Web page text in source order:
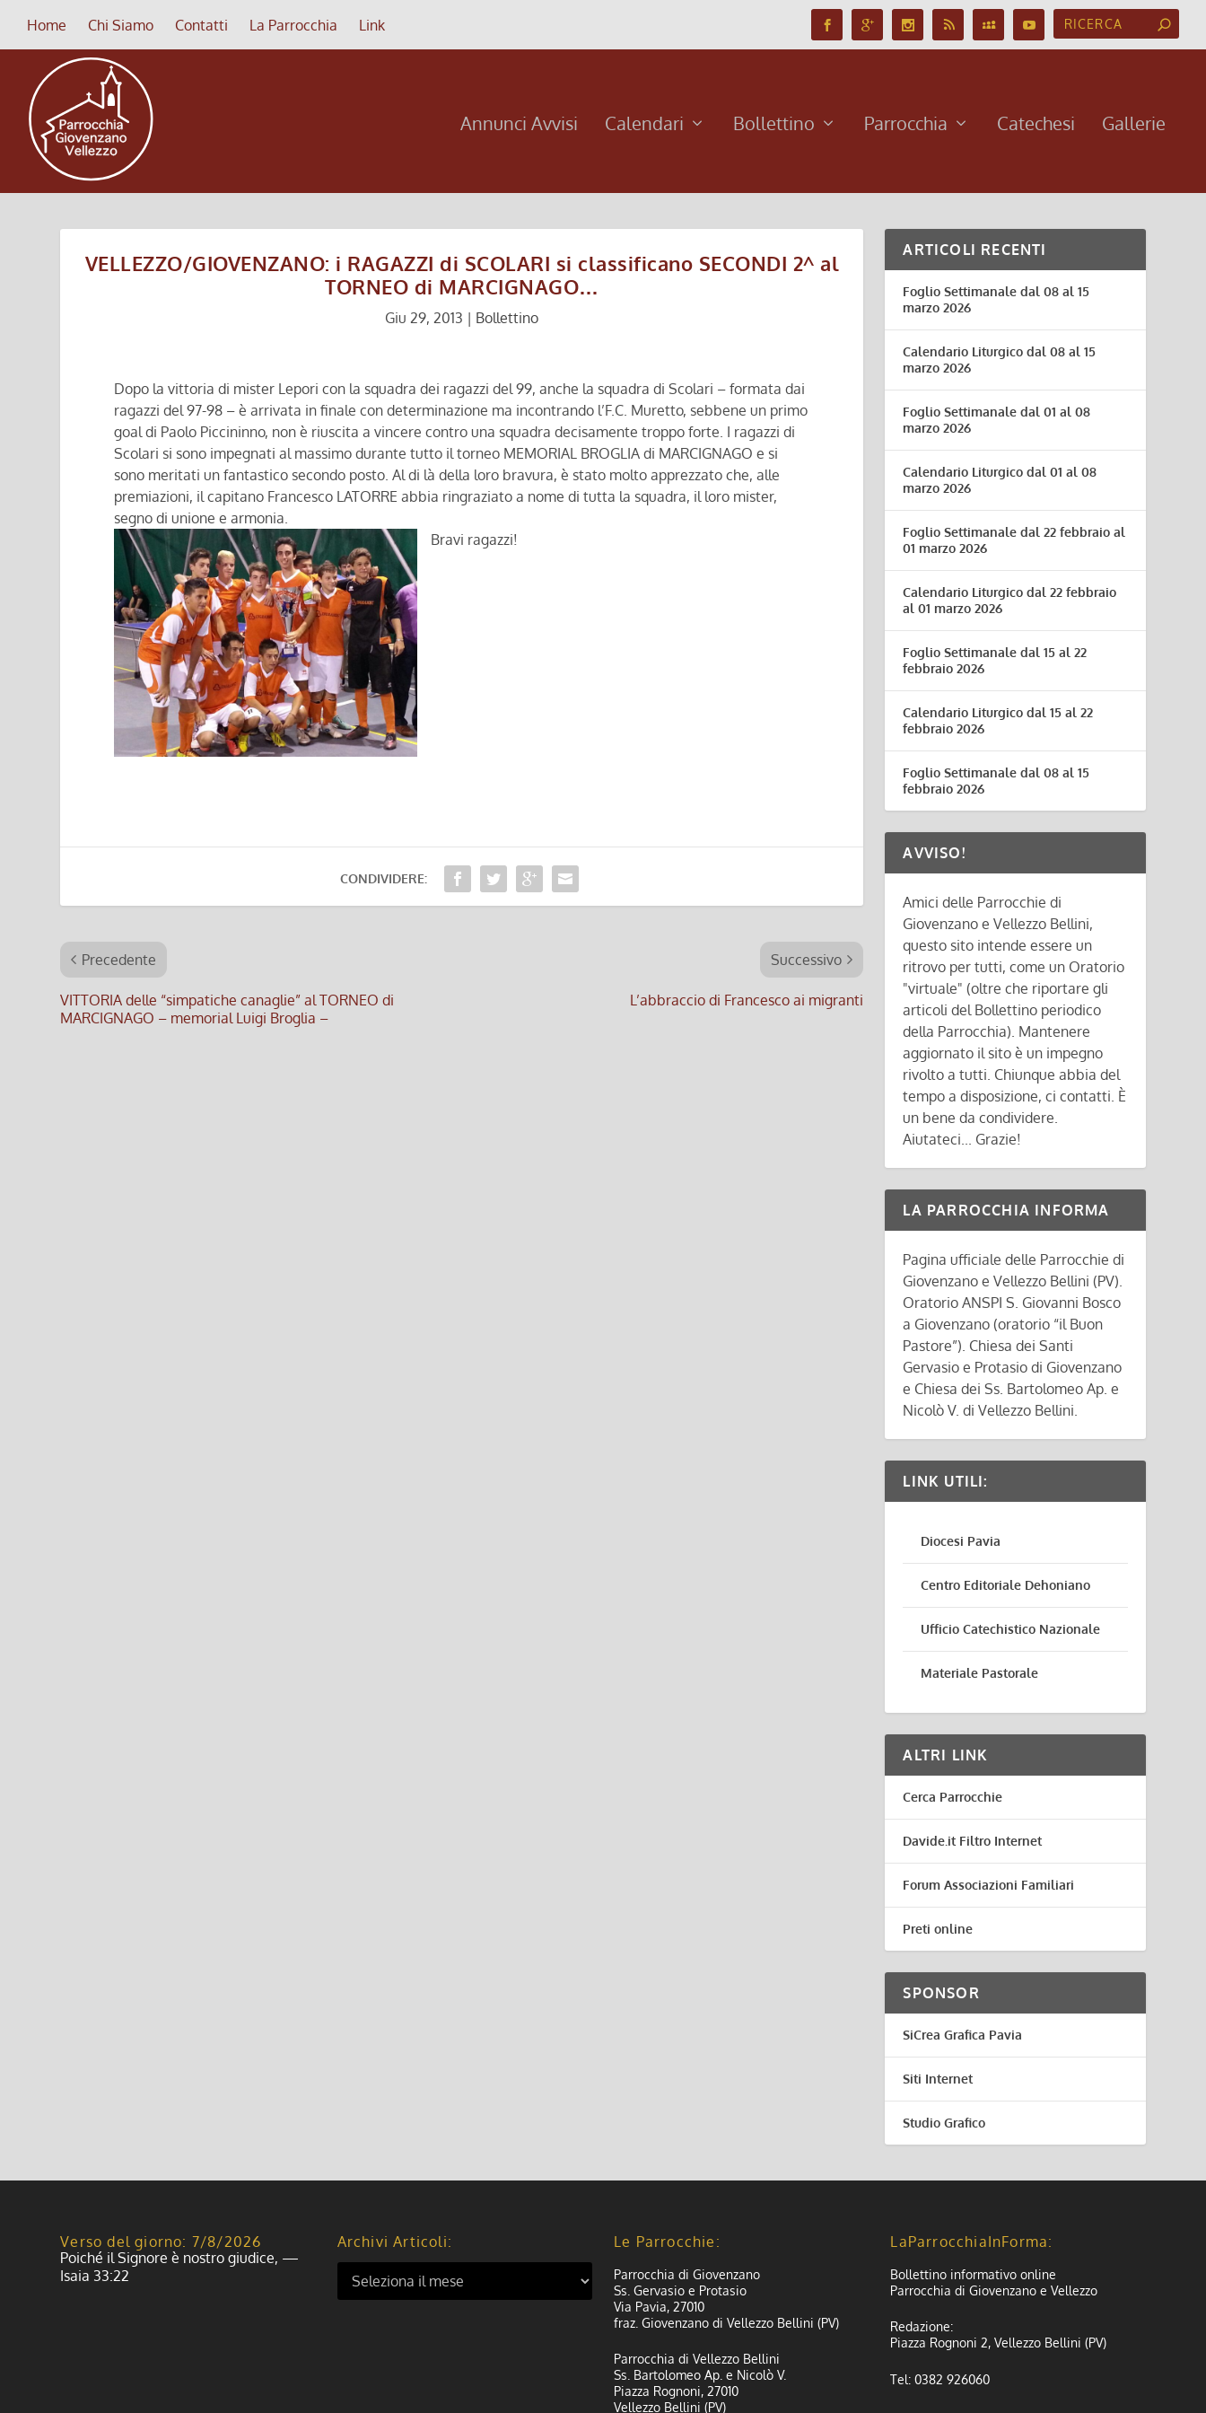
Home Chi Siamo Contatti La Parrocchia Link
Annunci Avvisi Calendari Bollettino Parrocchia Catechesi Gallerie
VELLEZZO/GIOVENZANO: i RAGAZZI di SCOLARI si classificano SECONDI 2^ al
TORNEO di MARCIGNAGO…
Giu 29, 2013 | Bollettino
Dopo la vittoria di mister Lepori con la squadra dei ragazzi del 99, anche la squadra di Scolari – formata dai
ragazzi del 97-98 – è arrivata in finale con determinazione ma incontrando l’F.C. Muretto, sebbene un primo
goal di Paolo Piccininno, non è riuscita a vincere contro una squadra decisamente troppo forte. I ragazzi di
Scolari si sono impegnati al massimo durante tutto il torneo MEMORIAL BROGLIA di MARCIGNAGO e si
sono meritati un fantastico secondo posto. Al di là della loro bravura, è stato molto apprezzato che, alle
premiazioni, il capitano Francesco LATORRE abbia ringraziato a nome di tutta la squadra, il loro mister,
segno di unione e armonia.
Bravi ragazzi!
CONDIVIDERE:
Precedente
VITTORIA delle “simpatiche canaglie” al TORNEO di
MARCIGNAGO – memorial Luigi Broglia –
Successivo
L’abbraccio di Francesco ai migranti
ARTICOLI RECENTI
Foglio Settimanale dal 08 al 15
marzo 2026
Calendario Liturgico dal 08 al 15
marzo 2026
Foglio Settimanale dal 01 al 08
marzo 2026
Calendario Liturgico dal 01 al 08
marzo 2026
Foglio Settimanale dal 22 febbraio al
01 marzo 2026
Calendario Liturgico dal 22 febbraio
al 01 marzo 2026
Foglio Settimanale dal 15 al 22
febbraio 2026
Calendario Liturgico dal 15 al 22
febbraio 2026
Foglio Settimanale dal 08 al 15
febbraio 2026
AVVISO!
Amici delle Parrocchie di
Giovenzano e Vellezzo Bellini,
questo sito intende essere un
ritrovo per tutti, come un Oratorio
"virtuale" (oltre che riportare gli
articoli del Bollettino periodico
della Parrocchia). Mantenere
aggiornato il sito è un impegno
rivolto a tutti. Chiunque abbia del
tempo a disposizione, ci contatti. È
un bene da condividere.
Aiutateci... Grazie!
LA PARROCCHIA INFORMA
Pagina ufficiale delle Parrocchie di
Giovenzano e Vellezzo Bellini (PV).
Oratorio ANSPI S. Giovanni Bosco
a Giovenzano (oratorio “il Buon
Pastore”). Chiesa dei Santi
Gervasio e Protasio di Giovenzano
e Chiesa dei Ss. Bartolomeo Ap. e
Nicolò V. di Vellezzo Bellini.
LINK UTILI:
Diocesi Pavia
Centro Editoriale Dehoniano
Ufficio Catechistico Nazionale
Materiale Pastorale
ALTRI LINK
Cerca Parrocchie
Davide.it Filtro Internet
Forum Associazioni Familiari
Preti online
SPONSOR
SiCrea Grafica Pavia
Siti Internet
Studio Grafico
Verso del giorno: 7/8/2026
Poiché il Signore è nostro giudice, —
Isaia 33:22
Archivi Articoli: Le Parrocchie:
Parrocchia di Giovenzano
Ss. Gervasio e Protasio
Via Pavia, 27010
fraz. Giovenzano di Vellezzo Bellini (PV)
Parrocchia di Vellezzo Bellini
Ss. Bartolomeo Ap. e Nicolò V.
Piazza Rognoni, 27010
Vellezzo Bellini (PV)
LaParrocchiaInForma:
Bollettino informativo online
Parrocchia di Giovenzano e Vellezzo
Redazione:
Piazza Rognoni 2, Vellezzo Bellini (PV)
Tel: 0382 926060